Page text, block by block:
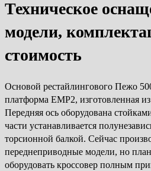
Техническое
модели,
стоимость
Основой рестайлингового Пежо
платформа EMP2, изготовленная
Передняя ось оборудована
части устанавливается
торсионной балкой. Сейчас
переднеприводные модели, но
оборудовать кроссовер полным